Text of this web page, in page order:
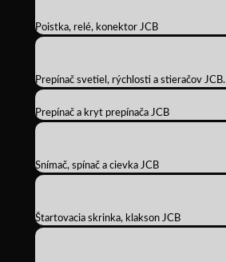
Poistka, relé, konektor JCB
Prepínač svetiel, rýchlosti a stieračov JCB.
Prepínač a kryt prepínača JCB
Snímač, spínač a cievka JCB
Štartovacia skrinka, klakson JCB